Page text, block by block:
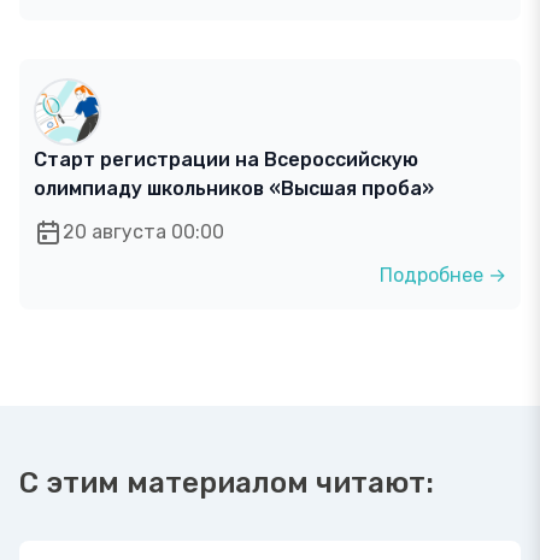
Старт регистрации на Всероссийскую
олимпиаду школьников «Высшая проба»
20 августа 00:00
Подробнее →
С этим материалом читают: